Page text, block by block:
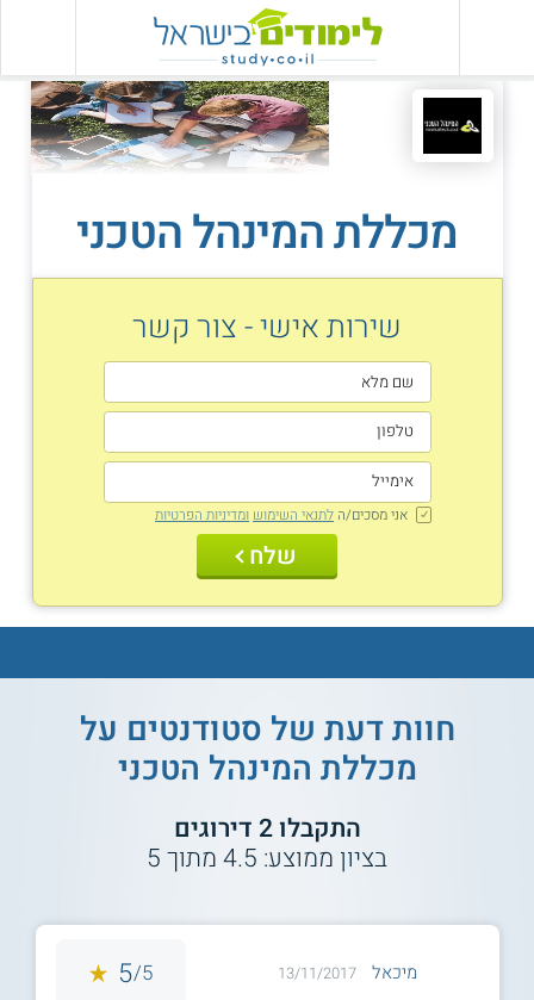
מכללת המינהל הטכני
שירות אישי - צור קשר
אני מסכים/ה לתנאי השימוש ומדיניות הפרטיות
שלח
חוות דעת של סטודנטים על
מכללת המינהל הטכני
התקבלו2 דירוגים
בציון ממוצע: 4.5מתוך5
מיכאל 13/11/2017
5/
5